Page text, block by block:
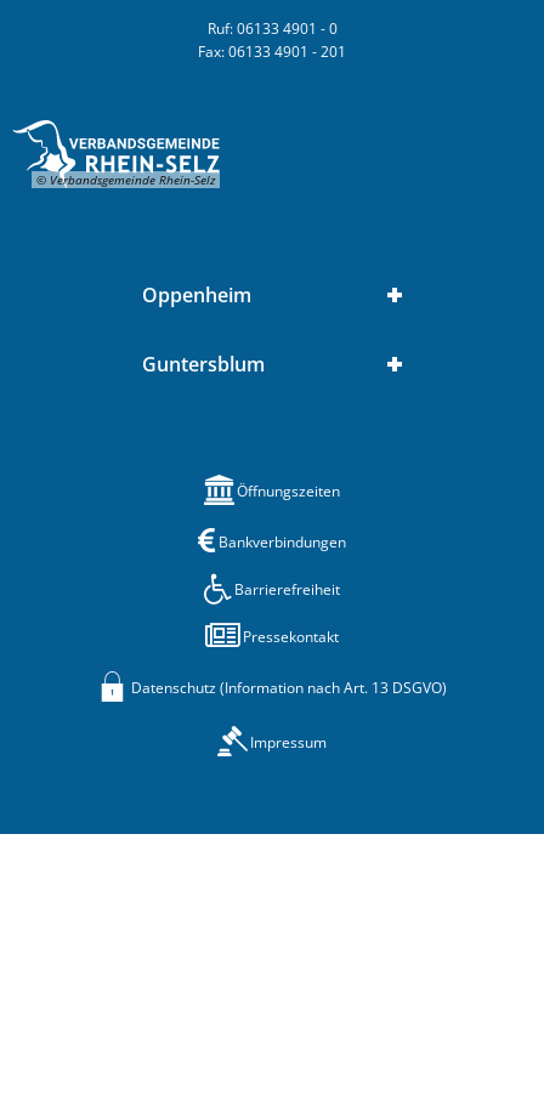
Ruf: 06133 4901 - 0
Fax: 06133 4901 - 201
© Verbandsgemeinde Rhein-Selz
Oppenheim
Guntersblum
Öffnungszeiten
Bankverbindungen
Barrierefreiheit
Pressekontakt
Datenschutz (Information nach Art. 13 DSGVO)
Impressum